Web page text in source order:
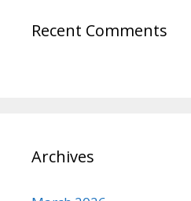
Recent Comments
Archives